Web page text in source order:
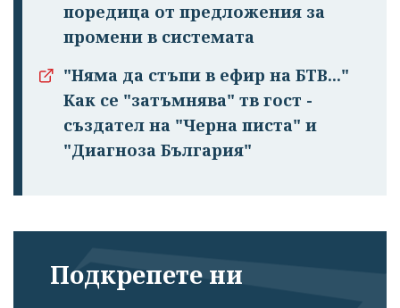
поредица от предложения за
промени в системата
"Няма да стъпи в ефир на БТВ..."
Как се "затъмнява" тв гост -
създател на "Черна писта" и
"Диагноза България"
Подкрепете ни